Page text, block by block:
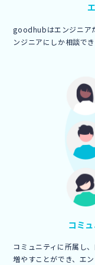
goodhubはエンジニア
ンジニアにしか相談で
コミ
コミュニティに所属し
増やすことができ、エ